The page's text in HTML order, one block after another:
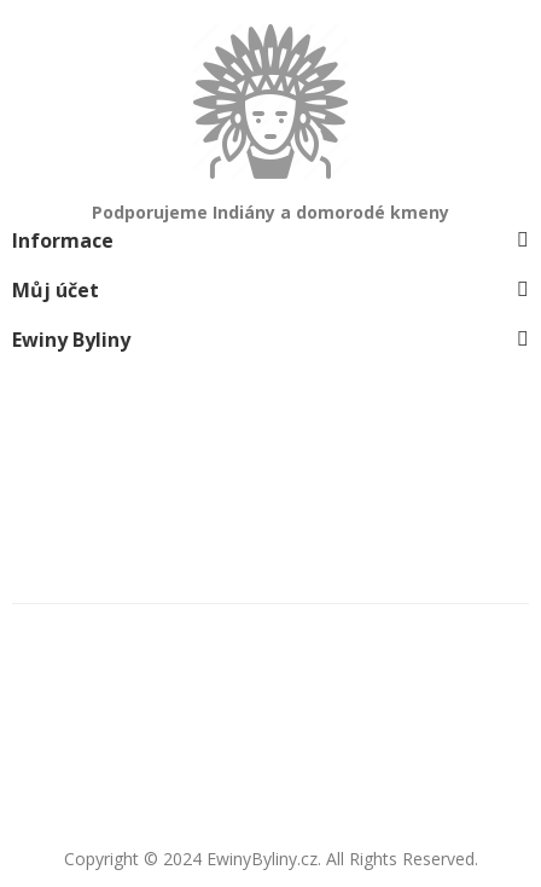
Podporujeme Indiány a domorodé kmeny
Informace
Můj účet
Ewiny Byliny
Copyright © 2024 EwinyByliny.cz. All Rights Reserved.